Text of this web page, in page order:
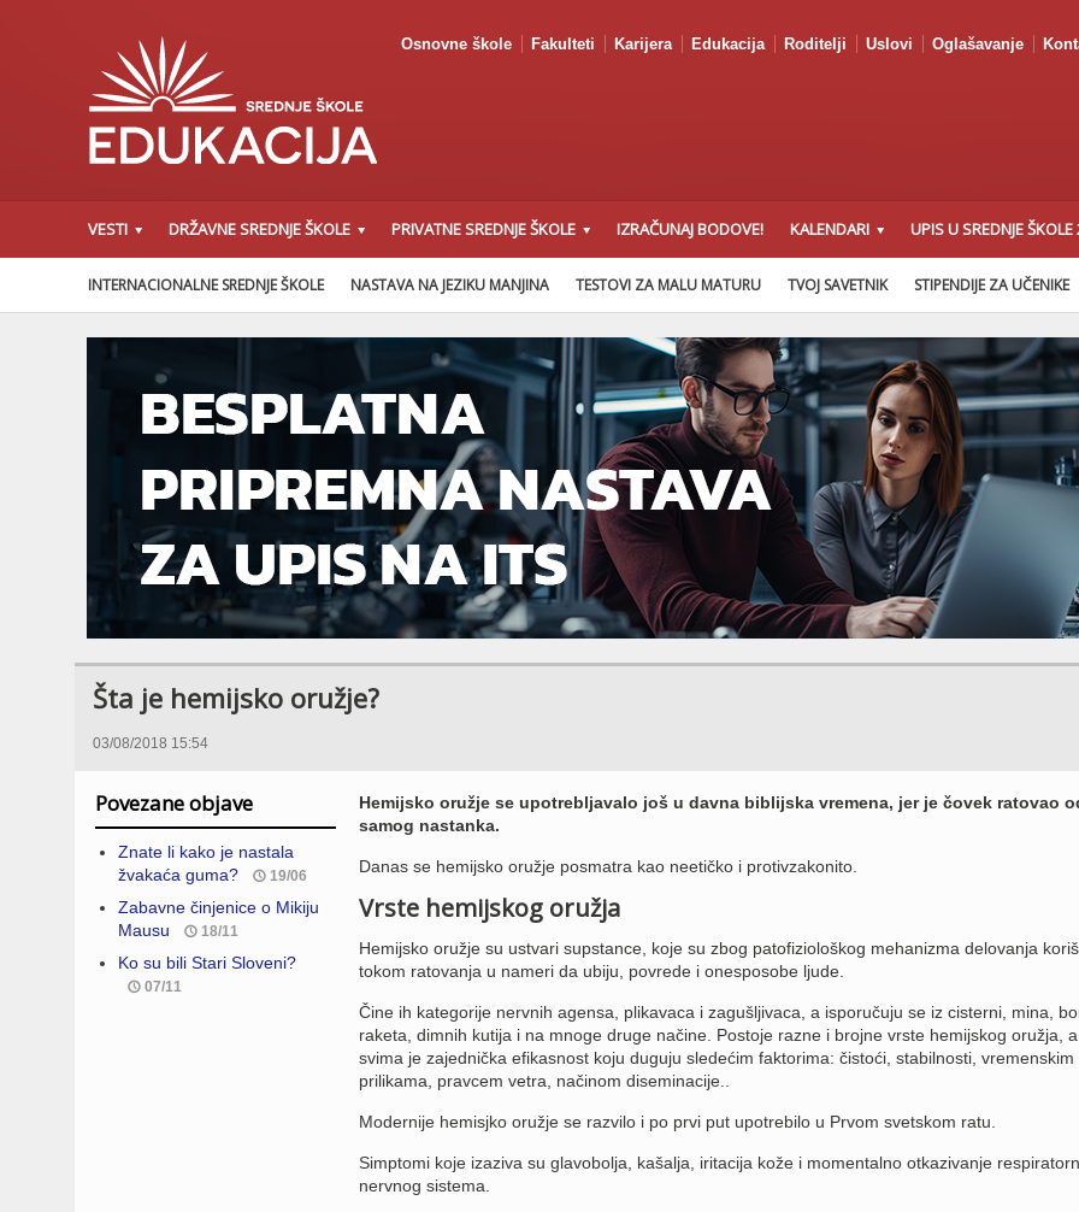
Osnovne škole Fakulteti Karijera Edukacija Roditelji Uslovi Oglašavanje
VESTI DRŽAVNE SREDNJE ŠKOLE PRIVATNE SREDNJE ŠKOLE IZRAČUNAJ BODOVE! KALENDARI UPIS U SREDNJE
INTERNACIONALNE SREDNJE ŠKOLE NASTAVA NA JEZIKU MANJINA TESTOVI ZA MALU MATURU TVOJ SAVETNIK STIPENDIJE ZA UČENIKE
Šta je hemijsko oružje?
03/08/2018 15:54
Povezane objave
Znate li kako je nastala
žvakaća guma?
19/06
Zabavne činjenice o Mikiju
Mausu
18/11
Ko su bili Stari Sloveni?
07/11
Hemijsko oružje se upotrebljavalo još u davna biblijska vremena, jer je čovek ratovao
samog nastanka.
Danas se hemijsko oružje posmatra kao neetičko i protivzakonito.
Vrste hemijskog oružja
Hemijsko oružje su ustvari supstance, koje su zbog patofiziološkog mehanizma delovanja
tokom ratovanja u nameri da ubiju, povrede i onesposobe ljude.
Čine ih kategorije nervnih agensa, plikavaca i zagušljivaca, a isporučuju se iz cisterni, mina,
raketa, dimnih kutija i na mnoge druge načine. Postoje razne i brojne vrste hemijskog oružja, a
svima je zajednička efikasnost koju duguju sledećim faktorima: čistoći, stabilnosti, vremenskim
prilikama, pravcem vetra, načinom diseminacije..
Modernije hemisjko oružje se razvilo i po prvi put upotrebilo u Prvom svetskom ratu.
Simptomi koje izaziva su glavobolja, kašalja, iritacija kože i momentalno otkazivanje
nervnog sistema.